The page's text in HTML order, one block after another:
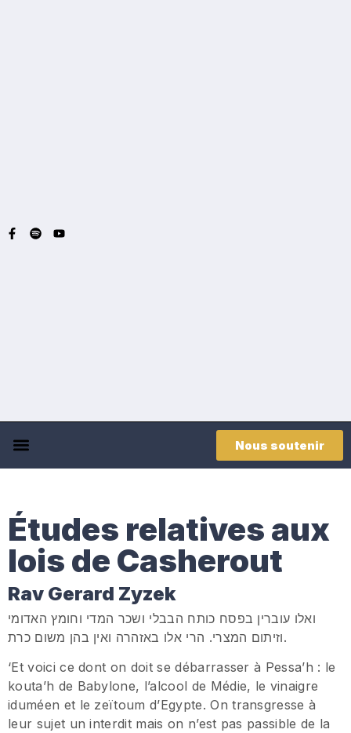
Nous soutenir
Études relatives aux
lois de Casherout
Rav Gerard Zyzek
ואלו עוברין בפסח כותח הבבלי ושכר המדי וחומץ האדומי
וזיתום המצרי. הרי אלו באזהרה ואין בהן משום כרת.
‘Et voici ce dont on doit se débarrasser à Pessa’h : le
kouta’h de Babylone, l’alcool de Médie, le vinaigre
iduméen et le zeïtoum d’Egypte. On transgresse à
leur sujet un interdit mais on n’est pas passible de la